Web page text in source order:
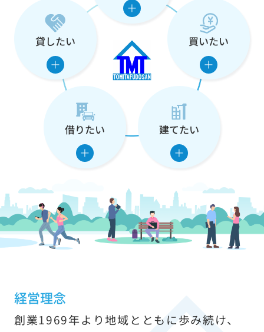
た
の
え
ま
す
買いたい
貸したい
借りたい 建てたい
経営理念
創業1969年より地域とともに歩み続け、